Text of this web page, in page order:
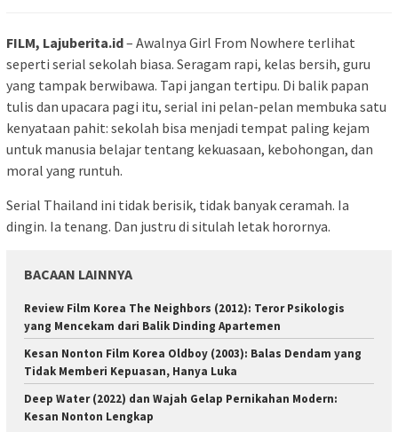
FILM, Lajuberita.id– Awalnya Girl From Nowhere terlihat
seperti serial sekolah biasa. Seragam rapi, kelas bersih, guru
yang tampak berwibawa. Tapi jangan tertipu. Di balik papan
tulis dan upacara pagi itu, serial ini pelan-pelan membuka satu
kenyataan pahit: sekolah bisa menjadi tempat paling kejam
untuk manusia belajar tentang kekuasaan, kebohongan, dan
moral yang runtuh.
Serial Thailand ini tidak berisik, tidak banyak ceramah. Ia
dingin. Ia tenang. Dan justru di situlah letak horornya.
BACAAN LAINNYA
Review Film Korea The Neighbors (2012): Teror Psikologis
yang Mencekam dari Balik Dinding Apartemen
Kesan Nonton Film Korea Oldboy (2003): Balas Dendam yang
Tidak Memberi Kepuasan, Hanya Luka
Deep Water (2022) dan Wajah Gelap Pernikahan Modern:
Kesan Nonton Lengkap